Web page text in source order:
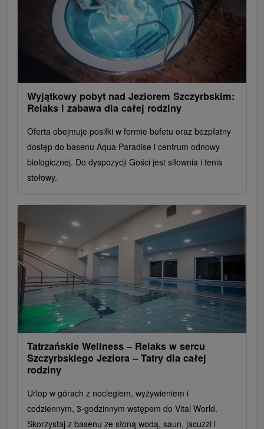
Wyjątkowy pobyt nad Jeziorem Szczyrbskim:
Relaks i zabawa dla całej rodziny
Oferta obejmuje posiłki w formie bufetu oraz bezpłatny
dostęp do basenu Aqua Paradise i centrum odnowy
biologicznej. Do dyspozycji Gości jest siłownia i tenis
stołowy.
Tatrzańskie Wellness – Relaks w sercu
Szczyrbskiego Jeziora – Tatry dla całej
rodziny
Urlop w górach z noclegiem, wyżywieniem i
codziennym, 3-godzinnym wstępem do Vital World.
Skorzystaj z basenu ze słoną wodą, saun, jacuzzi i